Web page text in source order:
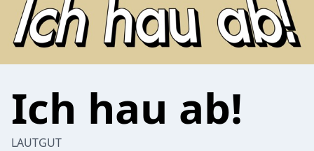
Ich hau ab!
LAUTGUT